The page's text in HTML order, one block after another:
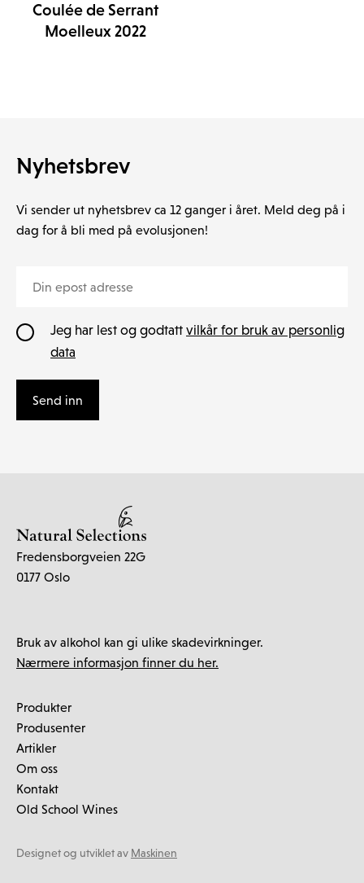
Coulée de Serrant
Moelleux 2022
Nyhetsbrev
Vi sender ut nyhetsbrev ca 12 ganger i året. Meld deg på i
dag for å bli med på evolusjonen!
Jeg har lest og godtatt vilkår for bruk av personlig
data
Send inn
Fredensborgveien 22G
0177 Oslo
Bruk av alkohol kan gi ulike skadevirkninger.
Nærmere informasjon finner du her.
Produkter
Produsenter
Artikler
Om oss
Kontakt
Old School Wines
Designet og utviklet av Maskinen